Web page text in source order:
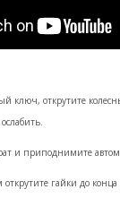
ключ, открутите
и приподнимите
гайки до